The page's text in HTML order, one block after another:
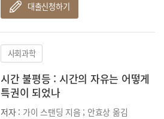
대출신청하기
사회과학
시간 불평등 : 시간의 자유는 어떻게
특권이 되었나
저자 : 가이 스탠딩 지음 ; 안효상 옮김